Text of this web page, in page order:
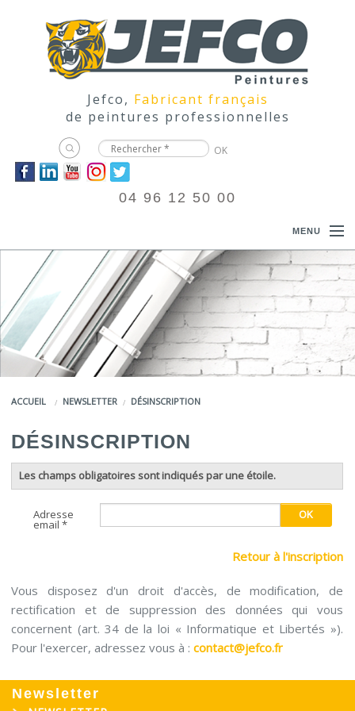
Jefco, Fabricant français
de peintures professionnelles
04 96 12 50 00
MENU
ACCUEIL
PRODUITS
DOCUMENTATIONS
COULEURS
LA MARQUE JEFCO®
ACCUEIL NEWSLETTER DÉSINSCRIPTION
DÉSINSCRIPTION
Les champs obligatoires sont indiqués par une étoile.
Adresse
email *
Retour à l'inscription
Vous disposez d'un droit d'accès, de modification, de
rectification et de suppression des données qui vous
concernent (art. 34 de la loi « Informatique et Libertés »).
Pour l'exercer, adressez vous à :contact@jefco.fr
Newsletter